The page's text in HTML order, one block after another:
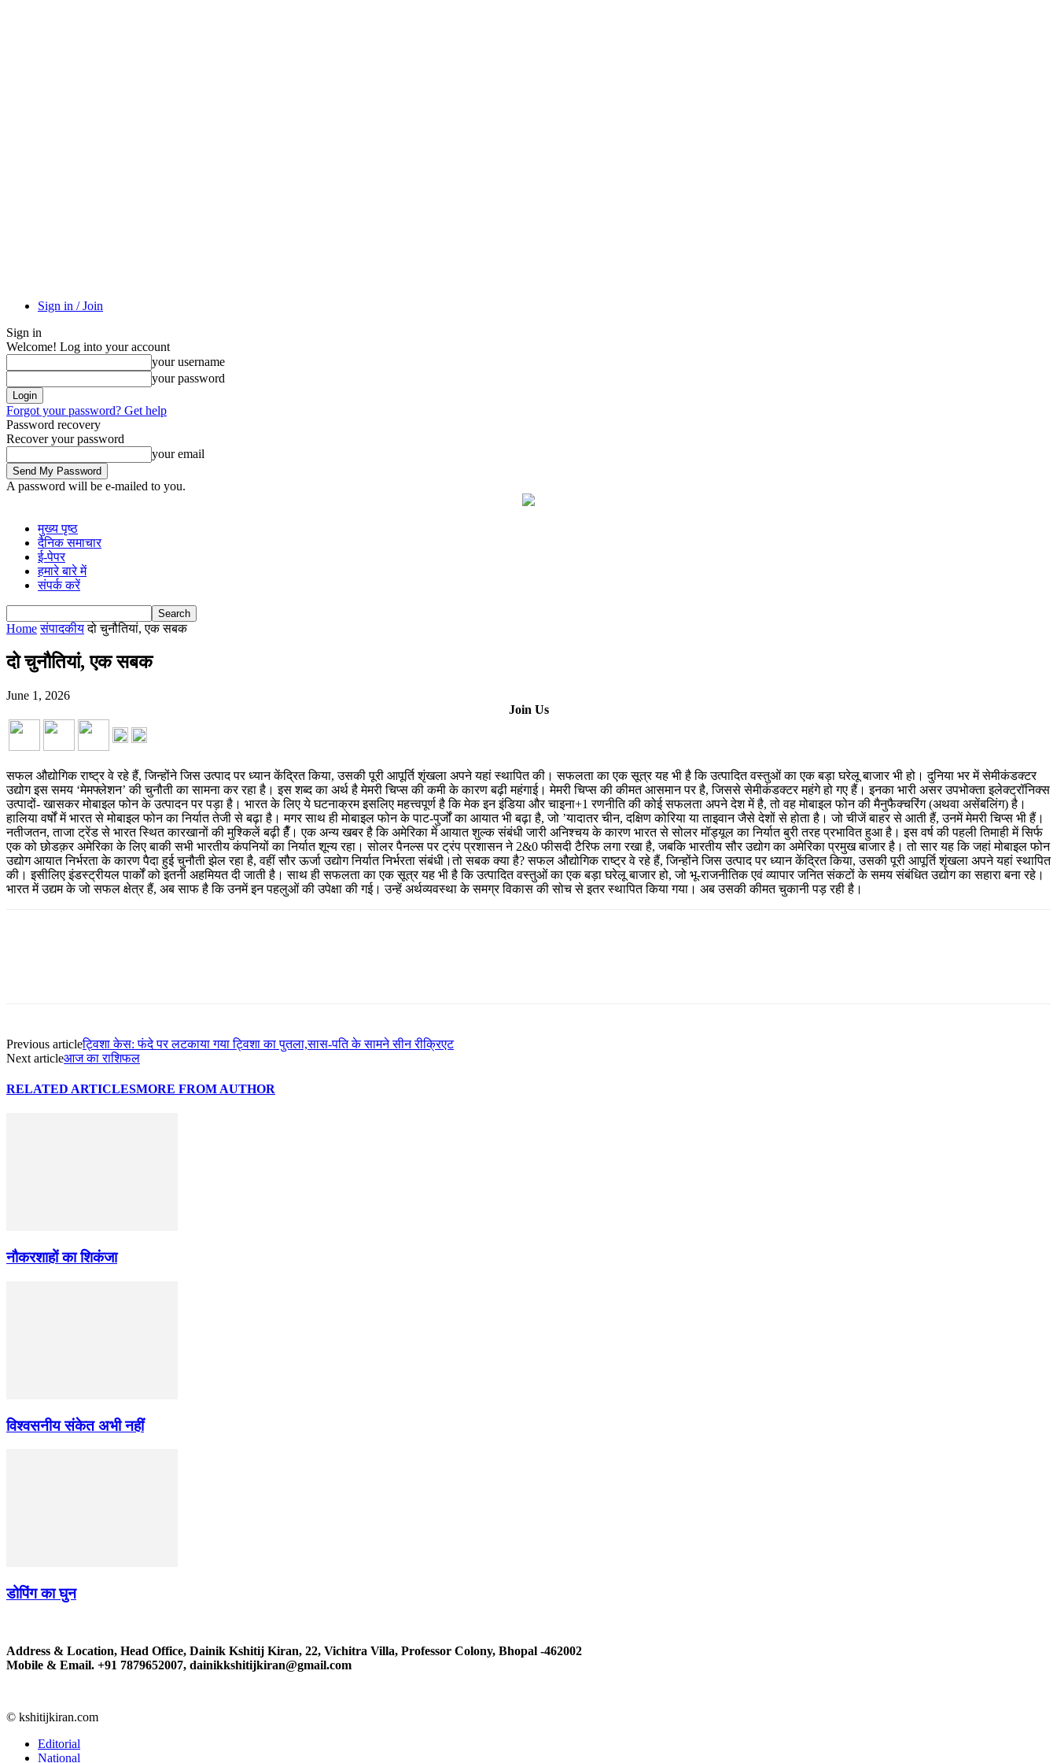
Sign in / Join
Sign in
Welcome! Log into your account
your username
your password
Forgot your password? Get help
Password recovery
Recover your password
your email
A password will be e-mailed to you.
मुख्य पृष्ठ
दैनिक समाचार
ई-पेपर
हमारे बारे में
संपर्क करें
Home संपादकीय दो चुनौतियां, एक सबक
दो चुनौतियां, एक सबक
June 1, 2026
Join Us
सफल औद्योगिक राष्ट्र वे रहे हैं, जिन्होंने जिस उत्पाद पर ध्यान केंद्रित किया, उसकी पूरी आपूर्ति शृंखला अपने यहां स्थापित की। सफलता का एक सूत्र यह भी है कि उत्पादित वस्तुओं का एक बड़ा घरेलू बाजार भी हो। दुनिया भर में सेमीकंडक्टर
उद्योग इस समय ‘मेमफ्लेशन’ की चुनौती का सामना कर रहा है। इस शब्द का अर्थ है मेमरी चिप्स की कमी के कारण बढ़ी महंगाई। मेमरी चिप्स की कीमत आसमान पर है, जिससे सेमीकंडक्टर महंगे हो गए हैं। इनका भारी असर उपभोक्ता इलेक्ट्रॉनिक्स
उत्पादों- खासकर मोबाइल फोन के उत्पादन पर पड़ा है। भारत के लिए ये घटनाक्रम इसलिए महत्त्वपूर्ण है कि मेक इन इंडिया और चाइना+1 रणनीति की कोई सफलता अपने देश में है, तो वह मोबाइल फोन की मैनुफैक्चरिंग (अथवा असेंबलिंग) है।
हालिया वर्षों में भारत से मोबाइल फोन का निर्यात तेजी से बढ़ा है। मगर साथ ही मोबाइल फोन के पाट-पुर्जों का आयात भी बढ़ा है, जो ’यादातर चीन, दक्षिण कोरिया या ताइवान जैसे देशों से होता है। जो चीजें बाहर से आती हैं, उनमें मेमरी चिप्स भी हैं।
नतीजतन, ताजा ट्रेंड से भारत स्थित कारखानों की मुश्किलें बढ़ी हैँ। एक अन्य खबर है कि अमेरिका में आयात शुल्क संबंधी जारी अनिश्चय के कारण भारत से सोलर मॉड्यूल का निर्यात बुरी तरह प्रभावित हुआ है। इस वर्ष की पहली तिमाही में सिर्फ
एक को छोडक़र अमेरिका के लिए बाकी सभी भारतीय कंपनियों का निर्यात शून्य रहा। सोलर पैनल्स पर ट्रंप प्रशासन ने 2&0 फीसदी टैरिफ लगा रखा है, जबकि भारतीय सौर उद्योग का अमेरिका प्रमुख बाजार है। तो सार यह कि जहां मोबाइल फोन
उद्योग आयात निर्भरता के कारण पैदा हुई चुनौती झेल रहा है, वहीं सौर ऊर्जा उद्योग निर्यात निर्भरता संबंधी।तो सबक क्या है? सफल औद्योगिक राष्ट्र वे रहे हैं, जिन्होंने जिस उत्पाद पर ध्यान केंद्रित किया, उसकी पूरी आपूर्ति शृंखला अपने यहां स्थापित
की। इसीलिए इंडस्ट्रीयल पार्कों को इतनी अहमियत दी जाती है। साथ ही सफलता का एक सूत्र यह भी है कि उत्पादित वस्तुओं का एक बड़ा घरेलू बाजार हो, जो भू-राजनीतिक एवं व्यापार जनित संकटों के समय संबंधित उद्योग का सहारा बना रहे।
भारत में उद्यम के जो सफल क्षेत्र हैं, अब साफ है कि उनमें इन पहलुओं की उपेक्षा की गई। उन्हें अर्थव्यवस्था के समग्र विकास की सोच से इतर स्थापित किया गया। अब उसकी कीमत चुकानी पड़ रही है।
Previous articleट्विशा केस: फंदे पर लटकाया गया ट्विशा का पुतला,सास-पति के सामने सीन रीक्रिएट
Next articleआज का राशिफल
RELATED ARTICLESMORE FROM AUTHOR
नौकरशाहों का शिकंजा
विश्वसनीय संकेत अभी नहीं
डोपिंग का घुन
Address & Location, Head Office, Dainik Kshitij Kiran, 22, Vichitra Villa, Professor Colony, Bhopal -462002
Mobile & Email. +91 7879652007, dainikkshitijkiran@gmail.com
© kshitijkiran.com
Editorial
National